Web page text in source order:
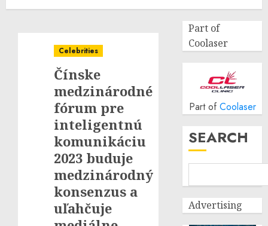
Celebrities
Čínske
medzinárodné
fórum pre
inteligentnú
komunikáciu
2023 buduje
medzinárodný
konsenzus a
uľahčuje
Part of
Coolaser
Part of Coolaser
SEARCH
Advertising